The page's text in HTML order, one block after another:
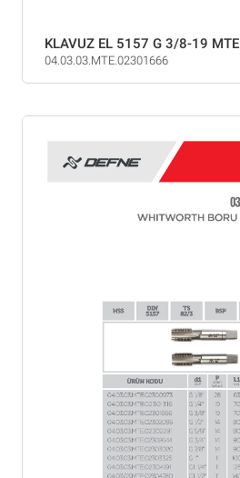
KLAVUZ EL 5157 G 3/8-19 MTE
04.03.03.MTE.02301666